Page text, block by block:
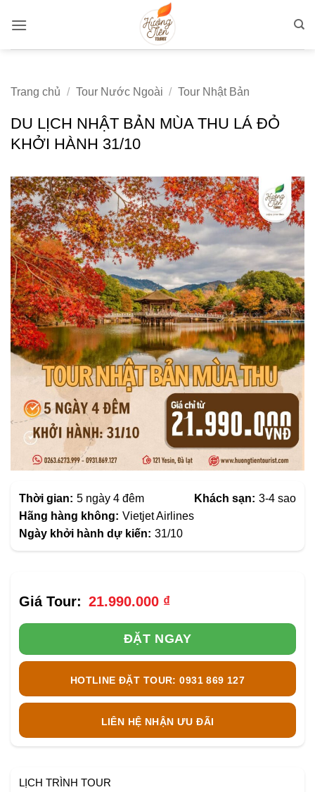
qua
Trang chủ / Tour Nước Ngoài / Tour Nhật Bản
DU LỊCH NHẬT BẢN MÙA THU LÁ ĐỎ
KHỞI HÀNH 31/10
Thời gian: 5 ngày 4 đêm Khách sạn: 3-4 sao
Hãng hàng không: Vietjet Airlines
Ngày khởi hành dự kiến: 31/10
21.990.000 ₫
ĐẶT NGAY
HOTLINE ĐẶT TOUR: 0931 869 127
LIÊN HỆ NHẬN ƯU ĐÃI
LỊCH TRÌNH TOUR